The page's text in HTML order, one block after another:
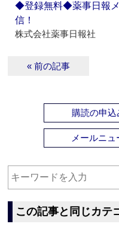
◆登録無料◆薬事日報
信！
株式会社薬事日報社
« 前の記事
購読の申込
メールニュ
この記事と同じカテ